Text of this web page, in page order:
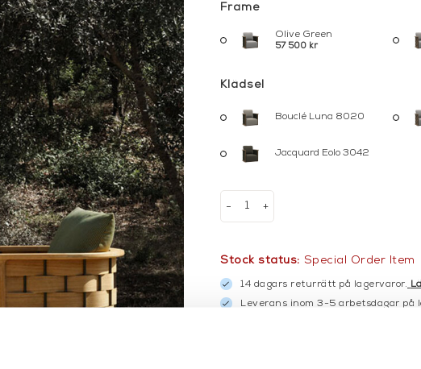
Frame
Olive Green
57 500 kr
Klädsel
Bouclé Luna 8020
Jacquard Eolo 3042
+
-
Stock status: Special Order Item
14 dagars returrätt på lagervaror.
Leverans inom 3-5 arbetsdagar på
när du
Fri frakt på mindra varor vid köp